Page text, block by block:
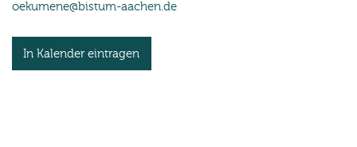
oekumene@bistum-aachen.de
In Kalender eintragen